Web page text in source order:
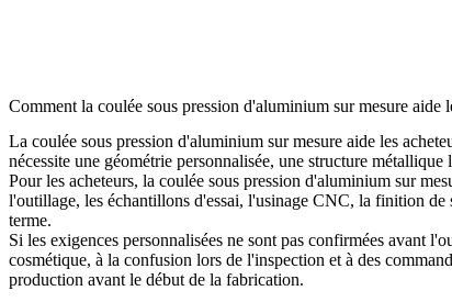
Comment la coulée sous pression d'aluminium sur mesure aide
La coulée sous pression d'aluminium sur mesure aide les
nécessite une géométrie personnalisée, une structure
Pour les acheteurs, la coulée sous pression d'aluminium sur
l'outillage, les échantillons d'essai, l'usinage CNC, la finition
terme.
Si les exigences personnalisées ne sont pas confirmées avant
cosmétique, à la confusion lors de l'inspection et à des
production avant le début de la fabrication.